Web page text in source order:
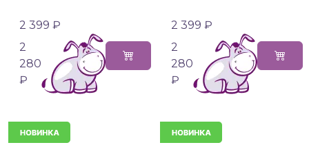
2 399 ₽
2
280
₽
2 399 ₽
2
280
₽